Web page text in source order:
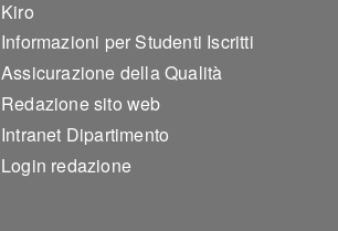
Kiro
Informazioni per Studenti Iscritti
Assicurazione della Qualità
Redazione sito web
Intranet Dipartimento
Login redazione